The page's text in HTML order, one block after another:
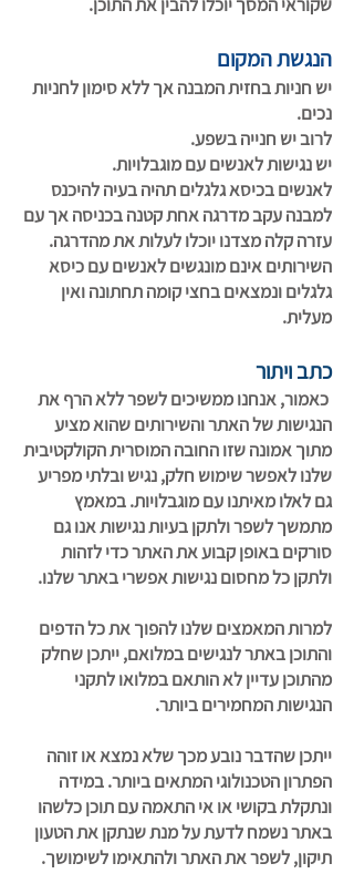
הנגשת המקום
יש חניות בחזית המבנה אך ללא סימון לחניות
נכים.
לרוב יש חנייה בשפע.
יש נגישות לאנשים עם מוגבלויות.
לאנשים בכיסא גלגלים תהיה בעיה להיכנס
למבנה עקב מדרגה אחת קטנה בכניסה אך עם
עזרה קלה מצדנו יוכלו לעלות את מהדרגה.
השירותים אינם מונגשים לאנשים עם כיסא
גלגלים ונמצאים בחצי קומה תחתונה ואין
מעלית.
כתב ויתור
כאמור, אנחנו ממשיכים לשפר ללא הרף את
הנגישות של האתר והשירותים שהוא מציע
מתוך אמונה שזו החובה המוסרית הקולקטיבית
שלנו לאפשר שימוש חלק, נגיש ובלתי מפריע
גם לאלו מאיתנו עם מוגבלויות. במאמץ
מתמשך לשפר ולתקן בעיות נגישות אנו גם
סורקים באופן קבוע את האתר כדי לזהות
ולתקן כל מחסום נגישות אפשרי באתר שלנו.
למרות המאמצים שלנו להפוך את כל הדפים
והתוכן באתר לנגישים במלואם, ייתכן שחלק
מהתוכן עדיין לא הותאם במלואו לתקני
הנגישות המחמירים ביותר.
ייתכן שהדבר נובע מכך שלא נמצא או זוהה
הפתרון הטכנולוגי המתאים ביותר. במידה
ונתקלת בקושי או אי התאמה עם תוכן כלשהו
באתר נשמח לדעת על מנת שנתקן את הטעון
תיקון, לשפר את האתר ולהתאימו לשימושך.